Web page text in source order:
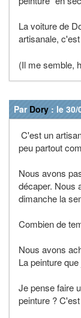
La voiture de
artisanale,
(Il me semble,
Par Dory : le 30/
C'est un
peu partout
Nous avons
décaper. Nous
dimanche la
Combien de
Nous avons
La peinture
Je pense faire
peinture ?